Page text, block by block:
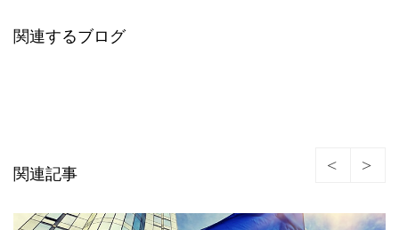
関連するブログ
関連記事